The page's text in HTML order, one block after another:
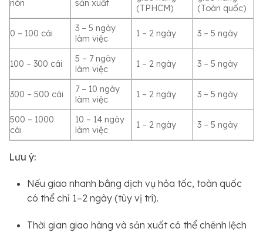
nón
sản xuất
(TPHCM)
(Toàn quốc)
0 – 100 cái
3 – 5 ngày
làm việc
1 – 2 ngày 3 – 5 ngày
100 – 300 cái
5 – 7 ngày
làm việc
1 – 2 ngày 3 – 5 ngày
300 – 500 cái
7 – 10 ngày
làm việc
1 – 2 ngày 3 – 5 ngày
500 – 1000
cái
10 – 14 ngày
làm việc
1 – 2 ngày 3 – 5 ngày
Lưu ý:
Nếu giao nhanh bằng dịch vụ hỏa tốc, toàn quốc
có thể chỉ 1–2 ngày (tùy vị trí).
Thời gian giao hàng và sản xuất có thể chênh lệch